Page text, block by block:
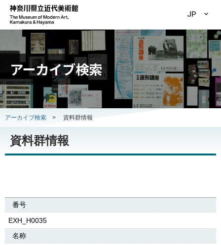
JP
アーカイブ検索
アーカイブ検索 > 資料群情報
資料群情報
番号
EXH_H0035
名称